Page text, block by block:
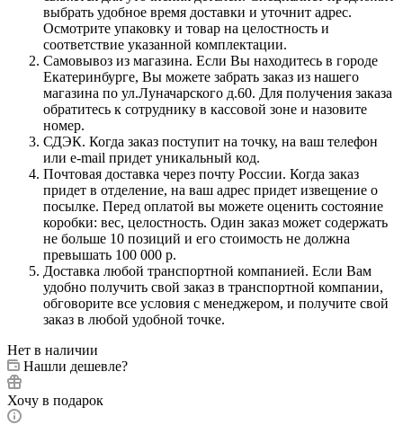
выбрать удобное время доставки и уточнит адрес.
Осмотрите упаковку и товар на целостность и
соответствие указанной комплектации.
Самовывоз из магазина. Если Вы находитесь в городе
Екатеринбурге, Вы можете забрать заказ из нашего
магазина по ул.Луначарского д.60. Для получения заказа
обратитесь к сотруднику в кассовой зоне и назовите
номер.
СДЭК. Когда заказ поступит на точку, на ваш телефон
или e-mail придет уникальный код.
Почтовая доставка через почту России. Когда заказ
придет в отделение, на ваш адрес придет извещение о
посылке. Перед оплатой вы можете оценить состояние
коробки: вес, целостность. Один заказ может содержать
не больше 10 позиций и его стоимость не должна
превышать 100 000 р.
Доставка любой транспортной компанией. Если Вам
удобно получить свой заказ в транспортной компании,
обговорите все условия с менеджером, и получите свой
заказ в любой удобной точке.
Нет в наличии
Нашли дешевле?
Хочу в подарок